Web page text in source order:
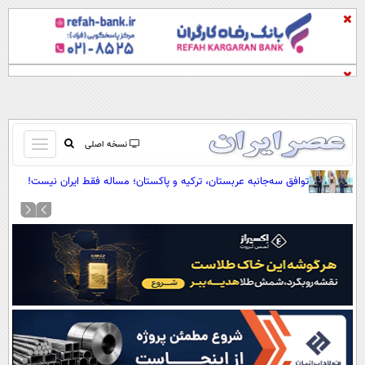
نسخه اصلی
باز
و
بسته
کردن
صفحه اول
آرشیو
نظرسنجی
آب و هوا
اوقات شرعی
سواد زندگی
توافق سه‌جانبه عربستان، ترکیه و پاکستان؛ مساله فقط ایران نیست!